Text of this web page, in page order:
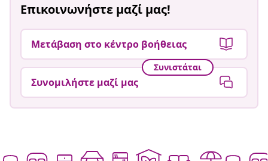
Επικοινωνήστε μαζί μας!
Μετάβαση στο κέντρο βοήθειας
Συνιστάται
Συνομιλήστε μαζί μας